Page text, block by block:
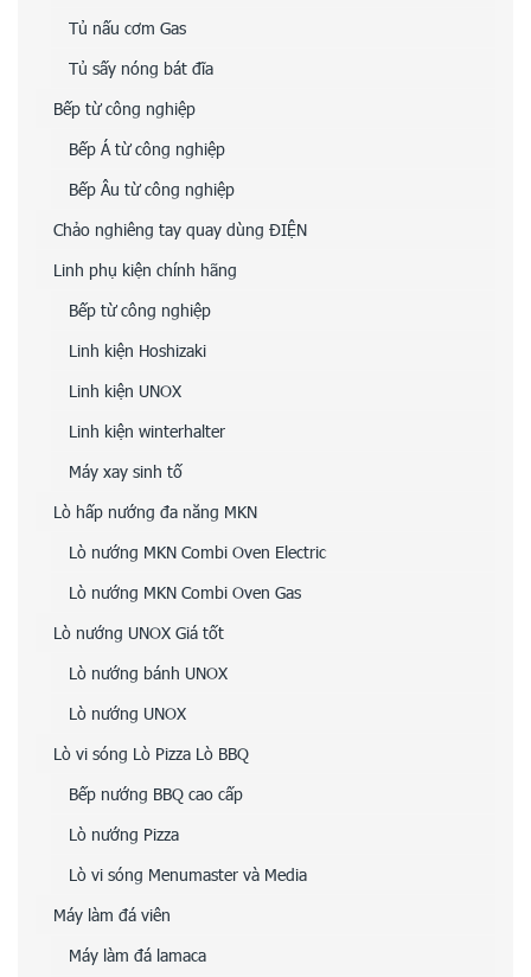
Tủ nấu cơm Gas
Tủ sấy nóng bát đĩa
Bếp từ công nghiệp
Bếp Á từ công nghiệp
Bếp Âu từ công nghiệp
Chảo nghiêng tay quay dùng ĐIỆN
Linh phụ kiện chính hãng
Bếp từ công nghiệp
Linh kiện Hoshizaki
Linh kiện UNOX
Linh kiện winterhalter
Máy xay sinh tố
Lò hấp nướng đa năng MKN
Lò nướng MKN Combi Oven Electric
Lò nướng MKN Combi Oven Gas
Lò nướng UNOX Giá tốt
Lò nướng bánh UNOX
Lò nướng UNOX
Lò vi sóng Lò Pizza Lò BBQ
Bếp nướng BBQ cao cấp
Lò nướng Pizza
Lò vi sóng Menumaster và Media
Máy làm đá viên
Máy làm đá lamaca